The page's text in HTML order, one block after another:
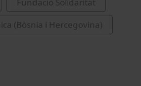
(Bòsnia i Hercegovina)